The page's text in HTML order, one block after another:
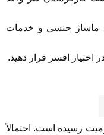
ماساژ جنسی و خدمات
اختیار افسر قرار دهید.
رسیده است. احتمالاً